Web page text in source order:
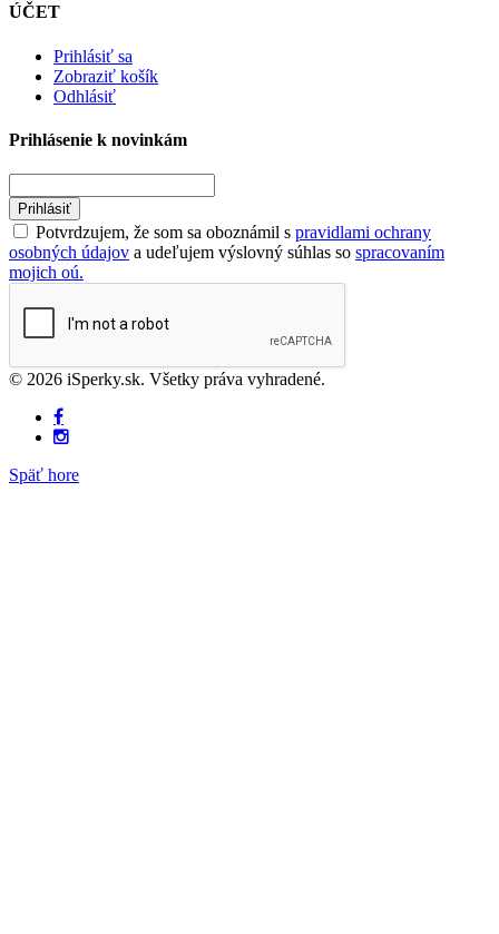
ÚČET
Prihlásiť sa
Zobraziť košík
Odhlásiť
Prihlásenie k novinkám
Prihlásiť
Potvrdzujem, že som sa oboznámil s pravidlami ochrany
osobných údajov a udeľujem výslovný súhlas so spracovaním
mojich oú.
© 2026 iSperky.sk. Všetky práva vyhradené.
Späť hore